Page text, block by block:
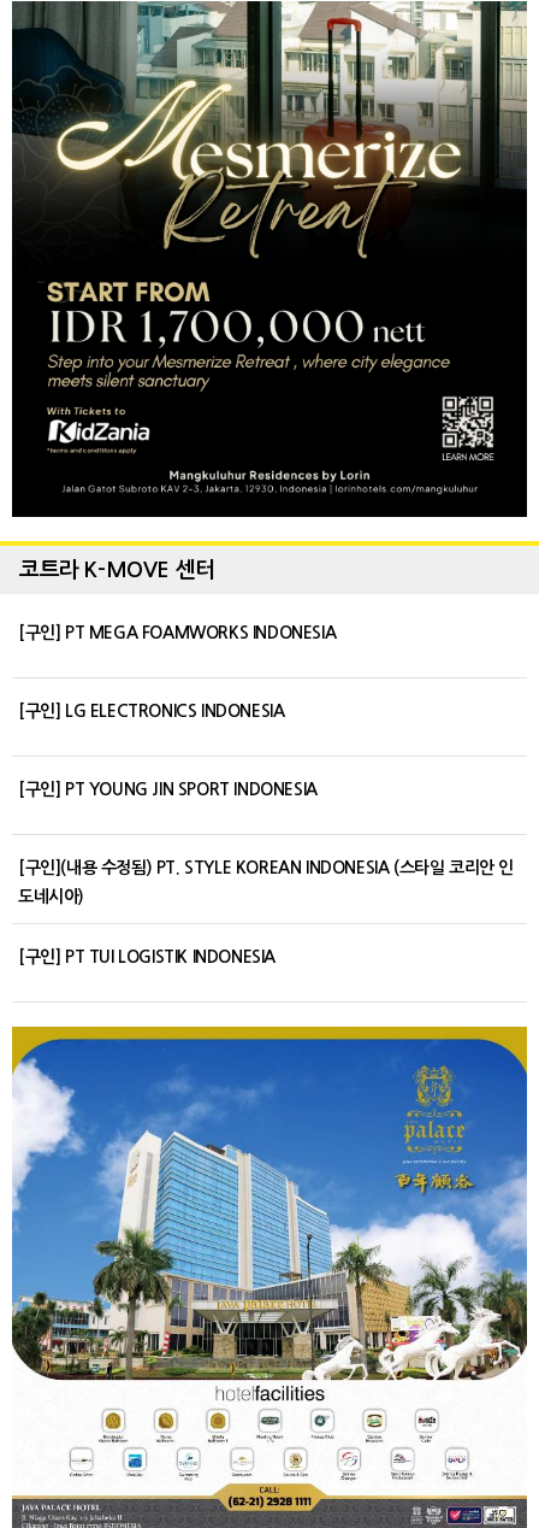
코트라 K-MOVE 센터
[구인] PT MEGA FOAMWORKS INDONESIA
[구인] LG ELECTRONICS INDONESIA
[구인] PT YOUNG JIN SPORT INDONESIA
[구인](내용 수정됨) PT. STYLE KOREAN INDONESIA (스타일 코리안 인
도네시아)
[구인] PT TUI LOGISTIK INDONESIA